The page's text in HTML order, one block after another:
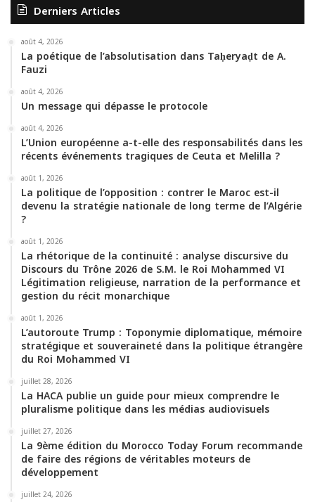
c
e
o
k
i
e
u
b
s
t
g
a
m
k
a
p
Derniers Articles
août 4, 2026
La poétique de l’absolutisation dans Taḥeryaḍt de A.
Fauzi
août 4, 2026
Un message qui dépasse le protocole
août 4, 2026
L’Union européenne a-t-elle des responsabilités dans les
récents événements tragiques de Ceuta et Melilla ?
août 1, 2026
La politique de l’opposition : contrer le Maroc est-il
devenu la stratégie nationale de long terme de l’Algérie
?
août 1, 2026
La rhétorique de la continuité : analyse discursive du
Discours du Trône 2026 de S.M. le Roi Mohammed VI
Légitimation religieuse, narration de la performance et
gestion du récit monarchique
août 1, 2026
L’autoroute Trump : Toponymie diplomatique, mémoire
stratégique et souveraineté dans la politique étrangère
du Roi Mohammed VI
juillet 28, 2026
La HACA publie un guide pour mieux comprendre le
pluralisme politique dans les médias audiovisuels
juillet 27, 2026
La 9ème édition du Morocco Today Forum recommande
de faire des régions de véritables moteurs de
développement
juillet 24, 2026